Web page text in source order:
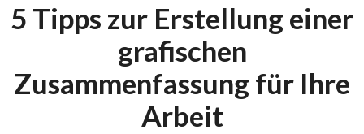
5 Tipps zur Erstellung einer
grafischen
Zusammenfassung für Ihre
Arbeit